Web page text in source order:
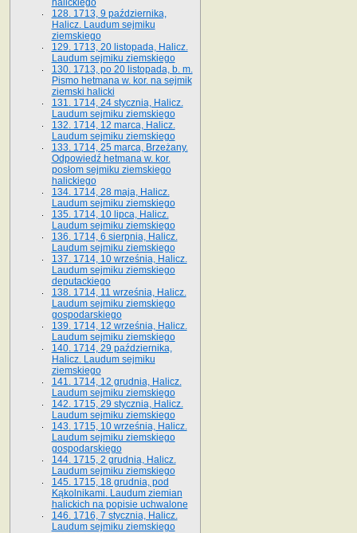
halickiego
128. 1713, 9 października,
Halicz. Laudum sejmiku
ziemskiego
129. 1713, 20 listopada, Halicz.
Laudum sejmiku ziemskiego
130. 1713, po 20 listopada, b. m.
Pismo hetmana w. kor. na sejmik
ziemski halicki
131. 1714, 24 stycznia, Halicz.
Laudum sejmiku ziemskiego
132. 1714, 12 marca, Halicz.
Laudum sejmiku ziemskiego
133. 1714, 25 marca, Brzeżany.
Odpowiedź hetmana w. kor.
posłom sejmiku ziemskiego
halickiego
134. 1714, 28 maja, Halicz.
Laudum sejmiku ziemskiego
135. 1714, 10 lipca, Halicz.
Laudum sejmiku ziemskiego
136. 1714, 6 sierpnia, Halicz.
Laudum sejmiku ziemskiego
137. 1714, 10 września, Halicz.
Laudum sejmiku ziemskiego
deputackiego
138. 1714, 11 września, Halicz.
Laudum sejmiku ziemskiego
gospodarskiego
139. 1714, 12 września, Halicz.
Laudum sejmiku ziemskiego
140. 1714, 29 października,
Halicz. Laudum sejmiku
ziemskiego
141. 1714, 12 grudnia, Halicz.
Laudum sejmiku ziemskiego
142. 1715, 29 stycznia, Halicz.
Laudum sejmiku ziemskiego
143. 1715, 10 września, Halicz.
Laudum sejmiku ziemskiego
gospodarskiego
144. 1715, 2 grudnia, Halicz.
Laudum sejmiku ziemskiego
145. 1715, 18 grudnia, pod
Kąkolnikami. Laudum ziemian
halickich na popisie uchwalone
146. 1716, 7 stycznia, Halicz.
Laudum sejmiku ziemskiego